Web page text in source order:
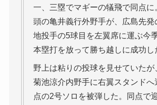
一、三塁でマギーの犠飛で同点に
頭の亀井義行外野手が、広島先発
地投手の5球目を左翼席に運ぶ今
本塁打を放って勝ち越しに成功し
野上は粘りの投球を見せていたが
菊池涼介内野手に右翼スタンドへ
点の2号ソロを被弾した。同点で